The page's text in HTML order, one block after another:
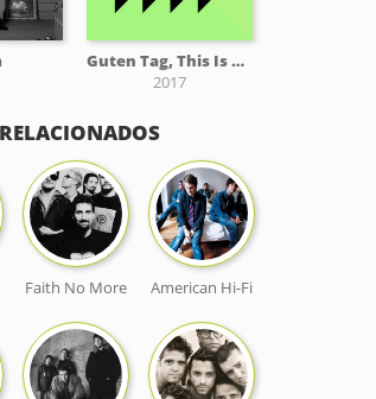
Guten Tag, This Is Bureau B
2017
Faith No More American Hi-Fi